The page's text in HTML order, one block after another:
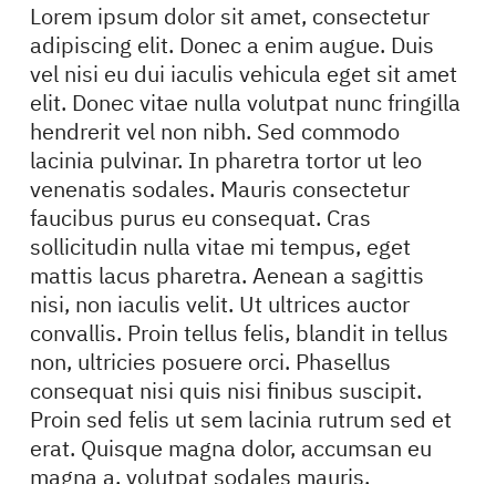
Lorem ipsum dolor sit amet, consectetur
adipiscing elit. Donec a enim augue. Duis
vel nisi eu dui iaculis vehicula eget sit amet
elit. Donec vitae nulla volutpat nunc fringilla
hendrerit vel non nibh. Sed commodo
lacinia pulvinar. In pharetra tortor ut leo
venenatis sodales. Mauris consectetur
faucibus purus eu consequat. Cras
sollicitudin nulla vitae mi tempus, eget
mattis lacus pharetra. Aenean a sagittis
nisi, non iaculis velit. Ut ultrices auctor
convallis. Proin tellus felis, blandit in tellus
non, ultricies posuere orci. Phasellus
consequat nisi quis nisi finibus suscipit.
Proin sed felis ut sem lacinia rutrum sed et
erat. Quisque magna dolor, accumsan eu
magna a, volutpat sodales mauris.